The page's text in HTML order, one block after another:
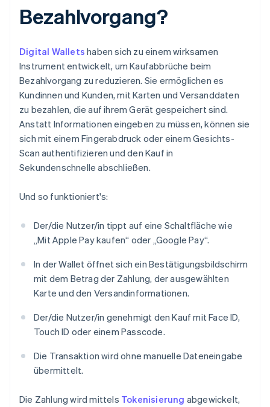
Bezahlvorgang?
Digital Wallets haben sich zu einem wirksamen
Instrument entwickelt, um Kaufabbrüche beim
Bezahlvorgang zu reduzieren. Sie ermöglichen es
Kundinnen und Kunden, mit Karten und Versanddaten
zu bezahlen, die auf ihrem Gerät gespeichert sind.
Anstatt Informationen eingeben zu müssen, können sie
sich mit einem Fingerabdruck oder einem Gesichts-
Scan authentifizieren und den Kauf in
Sekundenschnelle abschließen.
Und so funktioniert's:
Der/die Nutzer/in tippt auf eine Schaltfläche wie
„Mit Apple Pay kaufen“ oder „Google Pay“.
In der Wallet öffnet sich ein Bestätigungsbildschirm
mit dem Betrag der Zahlung, der ausgewählten
Karte und den Versandinformationen.
Der/die Nutzer/in genehmigt den Kauf mit Face ID,
Touch ID oder einem Passcode.
Die Transaktion wird ohne manuelle Dateneingabe
übermittelt.
Die Zahlung wird mittels Tokenisierung abgewickelt,